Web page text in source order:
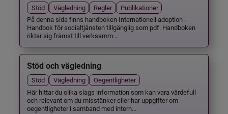
Stöd Vägledning Regler
Publikationer
På denna sida finns handboken Internationell adoption -
Handbok för socialtjänsten tillgänglig som pdf. Handboken
riktar sig främst till verksamm...
Stöd och vägledning
Stöd Vägledning
Oegentligheter
Här hittar du olika slags information som kan vara värdefull
och relevant om du misstänker eller har uppgifter om
oegentligheter i samband med intern...